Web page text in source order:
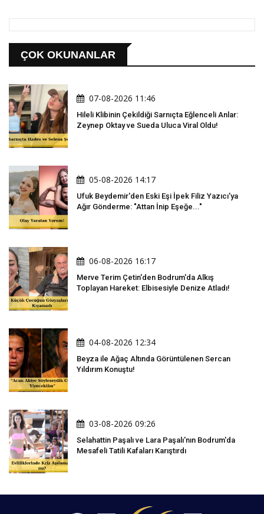
ÇOK OKUNANLAR
07-08-2026 11:46
Hileli Klibinin Çekildiği Sarnıçta Eğlenceli Anlar:
Zeynep Oktay ve Sueda Uluca Viral Oldu!
05-08-2026 14:17
Ufuk Beydemir'den Eski Eşi İpek Filiz Yazıcı'ya
Ağır Gönderme: "Attan İnip Eşeğe..."
06-08-2026 16:17
Merve Terim Çetin'den Bodrum'da Alkış
Toplayan Hareket: Elbisesiyle Denize Atladı!
04-08-2026 12:34
Beyza ile Ağaç Altında Görüntülenen Sercan
Yıldırım Konuştu!
03-08-2026 09:26
Selahattin Paşalı ve Lara Paşalı'nın Bodrum'da
Mesafeli Tatili Kafaları Karıştırdı